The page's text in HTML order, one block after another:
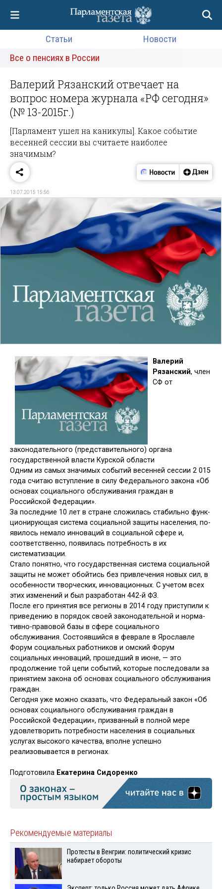
Статьи
Новости
Все о пенсиях в России
Валерий Рязанский отвечает на
вопрос номера журнала «РФ сегодня»
(№ 13-2015г.)
[Парламент ушел на каникулы]. Какое событие
весенней сессии вы считаете наиболее
значимым?
13.07.2015 15:56
Валерий
Рязанский, член
СФ от
законодательного (представительного) органа
государственной власти Курской области
Одним из самых значимых событий весенней сессии 2 015
года считаю вступление в силу Федерального за­кона «Об
основах социального обслуживания граждан в
Российской Федерации».
За последние 10 лет в стране сложилась стабильно функ­
ционирующая система социальной защиты населения, по­
явилось немало инноваций в социальной сфере и,
соответ­ственно, появилась потребность в их
систематизации.
Стало понятно, что государственная система социальной
защиты не может обойтись без привлечения новых сил, в
особенности творческих, инновационных. С учетом всех
этих изменений и был разработан 442-й ФЗ.
После его принятия все регионы в 2014 году приступили к
приведению в порядок своей законодательной и норма­
тивно-правовой базы в сфере социального
обслуживания. Состоявшийся в феврале в Ярославле
Форум социальных работников и омский Форум
социальных инноваций, про­шедший в июне, — это
продолжение той цепи событий, ко­торые последовали за
принятием закона об основах соци­ального обслуживания
граждан.
Сегодня уже можно сказать, что Федеральный закон «Об
основах социального обслуживания граждан в
Российской Федерации», призванный в полной мере
удовлетворить по­требности населения в социальных
услугах высокого каче­ства, вполне успешно
реализовывается в регионах.
Подготовила Екатерина Сидоренко
Рекомендуемые материалы
Протесты в Венгрии: политический кризис
набирает обороты